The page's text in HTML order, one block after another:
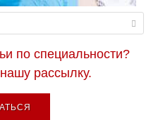
по специальности?
рассылку.